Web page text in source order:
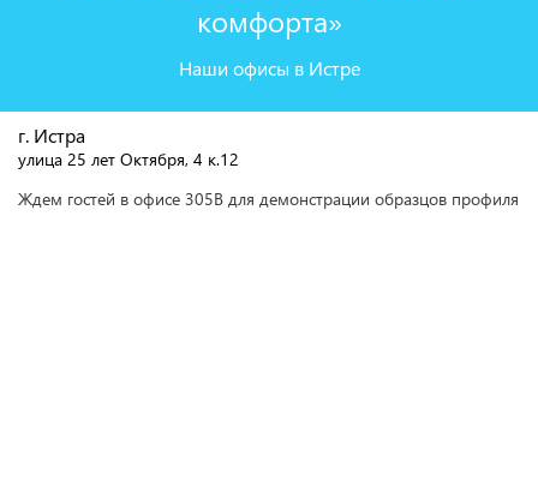
комфорта»
Наши офисы в Истре
г. Истра
улица 25 лет Октября, 4 к.12
Ждем гостей в офисе 305В для демонстрации образцов профиля